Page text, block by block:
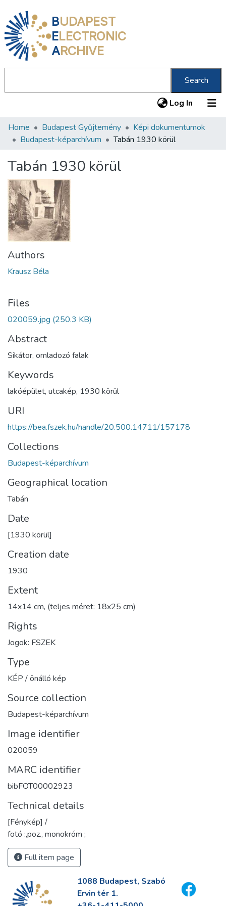
BUDAPEST
ELECTRONIC
ARCHIVE
Search
Log In (current)
Communities & Collections
Statistics
About us
Home Budapest Gyűjtemény
Képi dokumentumok
Budapest-képarchívum
Tabán 1930 körül
Tabán 1930 körül
Authors
Krausz Béla
Files
020059.jpg (250.3 KB)
Abstract
Sikátor, omladozó falak
Keywords
lakóépület, utcakép, 1930 körül
URI
https://bea.fszek.hu/handle/20.500.14711/157178
Collections
Budapest-képarchívum
Geographical location
Tabán
Date
[1930 körül]
Creation date
1930
Extent
14x14 cm, (teljes méret: 18x25 cm)
Rights
Jogok: FSZEK
Type
KÉP / önálló kép
Source collection
Budapest-képarchívum
Image identifier
020059
MARC identifier
bibFOT00002923
Technical details
[Fénykép] /
fotó :,poz., monokróm ;
Full item page
1088 Budapest, Szabó
Ervin tér 1.